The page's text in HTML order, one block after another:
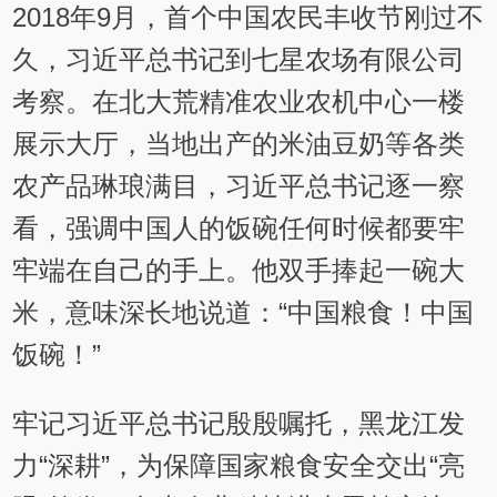
2018年9月，首个中国农民丰收节刚过不
久，习近平总书记到七星农场有限公司
考察。在北大荒精准农业农机中心一楼
展示大厅，当地出产的米油豆奶等各类
农产品琳琅满目，习近平总书记逐一察
看，强调中国人的饭碗任何时候都要牢
牢端在自己的手上。他双手捧起一碗大
米，意味深长地说道：“中国粮食！中国
饭碗！”
牢记习近平总书记殷殷嘱托，黑龙江发
力“深耕”，为保障国家粮食安全交出“亮